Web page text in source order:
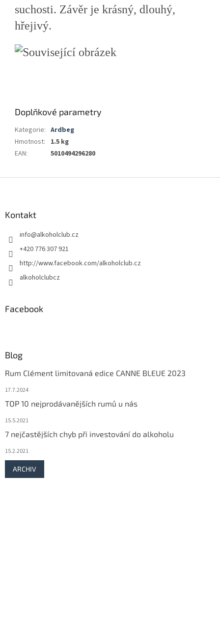
suchosti. Závěr je krásný, dlouhý,
hřejivý.
Doplňkové parametry
Kategorie: Ardbeg
Hmotnost:
1.5 kg
EAN: 5010494296280
Kontakt
info@alkoholclub.cz
+420 776 307 921
http://www.facebook.com/alkoholclub.cz
alkoholclubcz
Facebook
Blog
Rum Clément limitovaná edice CANNE BLEUE 2023
17.7.2024
TOP 10 nejprodávanějších rumů u nás
15.5.2021
7 nejčastějších chyb při investování do alkoholu
15.2.2021
ARCHIV